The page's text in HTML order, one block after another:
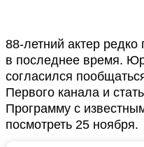
88-летний актер
в последнее время.
согласился
Первого канала и
Программу с
посмотреть 25 ноября.